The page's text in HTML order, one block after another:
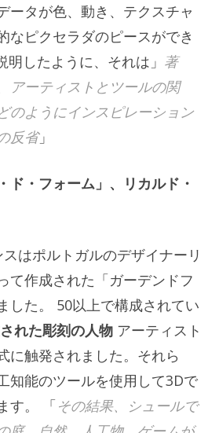
ータが色、動き、テクスチャ
なピクセラダのピースができ
したように、それは」 著
アーティストとツールの関
のようにインスピレーション
反省」
ド・フォーム」、リカルド・
はポルトガルのデザイナーリ
て作成された「ガーデンドフ
した。 50以上で構成されてい
れた彫刻の人物 アーティスト
に触発されました。それら
知能のツールを使用して3Dで
す。 「その結果、シュールで